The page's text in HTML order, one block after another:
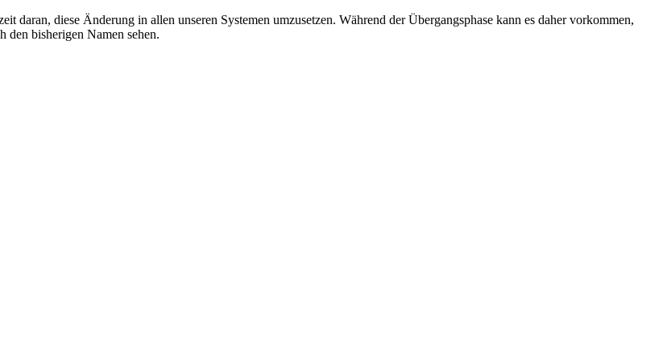
daran, diese Änderung in allen unseren Systemen umzusetzen. Während der Übergangsphase kann es daher vorkommen,
den bisherigen Namen sehen.